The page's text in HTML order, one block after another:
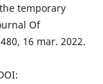
temporary
Of
16 mar. 2022.